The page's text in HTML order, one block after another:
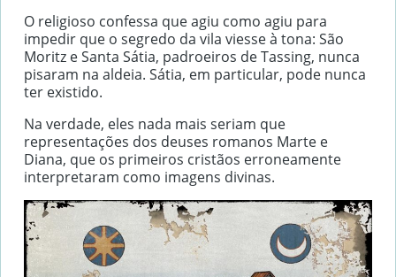
O religioso confessa que agiu como agiu para
impedir que o segredo da vila viesse à tona: São
Moritz e Santa Sátia, padroeiros de Tassing, nunca
pisaram na aldeia. Sátia, em particular, pode nunca
ter existido.
Na verdade, eles nada mais seriam que
representações dos deuses romanos Marte e
Diana, que os primeiros cristãos erroneamente
interpretaram como imagens divinas.